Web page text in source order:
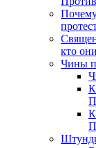
кто
Чины